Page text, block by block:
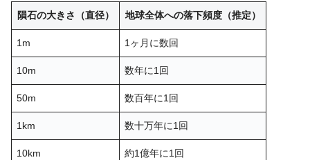
隕石の大きさ（直径） 地球全体への落下頻度（推定）
1m 1ヶ月に数回
10m 数年に1回
50m 数百年に1回
1km 数十万年に1回
10km 約1億年に1回